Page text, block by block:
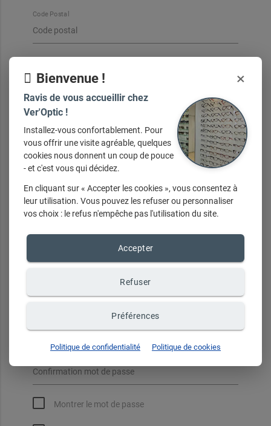
Code Postal
Votre mot de passe doit être composé d'au moins 8 caractères
et contenir au moins une majuscule, une minuscule et un
Email de connexion
Montrer le mot de passe
Bienvenue ! ×
Ravis de vous accueillir chez
Ver'Optic !
Installez-vous confortablement. Pour
vous offrir une visite agréable, quelques
cookies nous donnent un coup de pouce
- et c'est vous qui décidez.
En cliquant sur « Accepter les cookies », vous consentez à
leur utilisation. Vous pouvez les refuser ou personnaliser
vos choix : le refus n'empêche pas l'utilisation du site.
Accepter
Refuser
Préférences
Politique de confidentialité Politique de cookies